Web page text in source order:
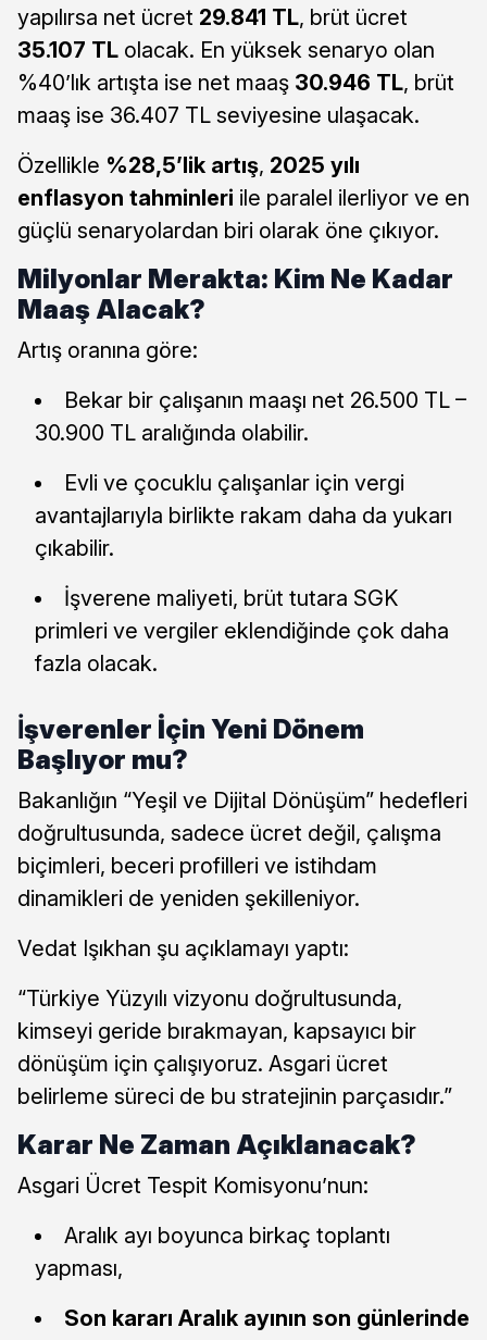
yapılırsa net ücret 29.841 TL, brüt ücret
35.107 TL olacak. En yüksek senaryo olan
%40’lık artışta ise net maaş 30.946 TL, brüt
maaş ise 36.407 TL seviyesine ulaşacak.
Özellikle %28,5’lik artış, 2025 yılı
enflasyon tahminleri ile paralel ilerliyor ve en
güçlü senaryolardan biri olarak öne çıkıyor.
Milyonlar Merakta: Kim Ne Kadar
Maaş Alacak?
Artış oranına göre:
Bekar bir çalışanın maaşı net 26.500 TL –
30.900 TL aralığında olabilir.
Evli ve çocuklu çalışanlar için vergi
avantajlarıyla birlikte rakam daha da yukarı
çıkabilir.
İşverene maliyeti, brüt tutara SGK
primleri ve vergiler eklendiğinde çok daha
fazla olacak.
İşverenler İçin Yeni Dönem
Başlıyor mu?
Bakanlığın “Yeşil ve Dijital Dönüşüm” hedefleri
doğrultusunda, sadece ücret değil, çalışma
biçimleri, beceri profilleri ve istihdam
dinamikleri de yeniden şekilleniyor.
Vedat Işıkhan şu açıklamayı yaptı:
“Türkiye Yüzyılı vizyonu doğrultusunda,
kimseyi geride bırakmayan, kapsayıcı bir
dönüşüm için çalışıyoruz. Asgari ücret
belirleme süreci de bu stratejinin parçasıdır.”
Karar Ne Zaman Açıklanacak?
Asgari Ücret Tespit Komisyonu’nun:
Aralık ayı boyunca birkaç toplantı
yapması,
Son kararı Aralık ayının son günlerinde